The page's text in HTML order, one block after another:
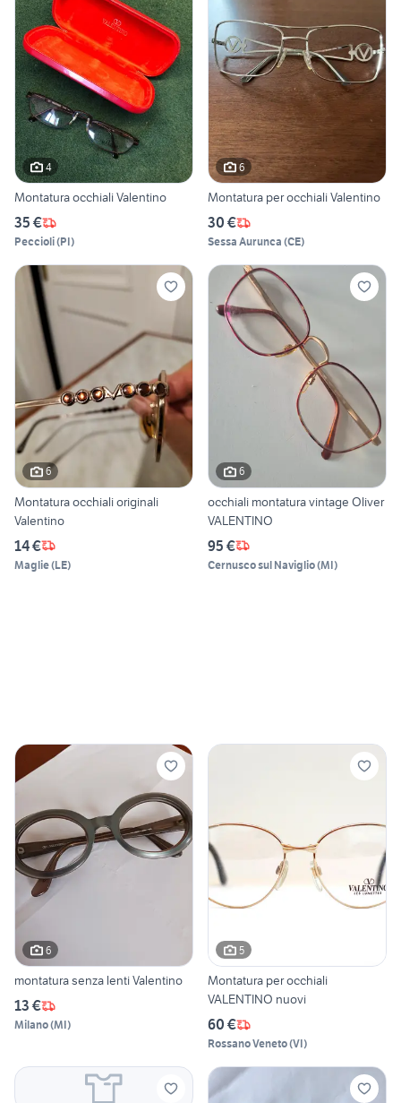
4
Montatura occhiali Valentino
35 €
Peccioli(PI)
6
Montatura per occhiali Valentino
30 €
Sessa Aurunca (CE)
6
Montatura occhiali originali
Valentino
14 €
Maglie(LE)
6
occhiali montatura vintage Oliver
VALENTINO
95 €
Cernusco sul Naviglio(MI)
6
montatura senza lenti Valentino
13 €
Milano(MI)
5
Montatura per occhiali
VALENTINO nuovi
60 €
Rossano Veneto(VI)